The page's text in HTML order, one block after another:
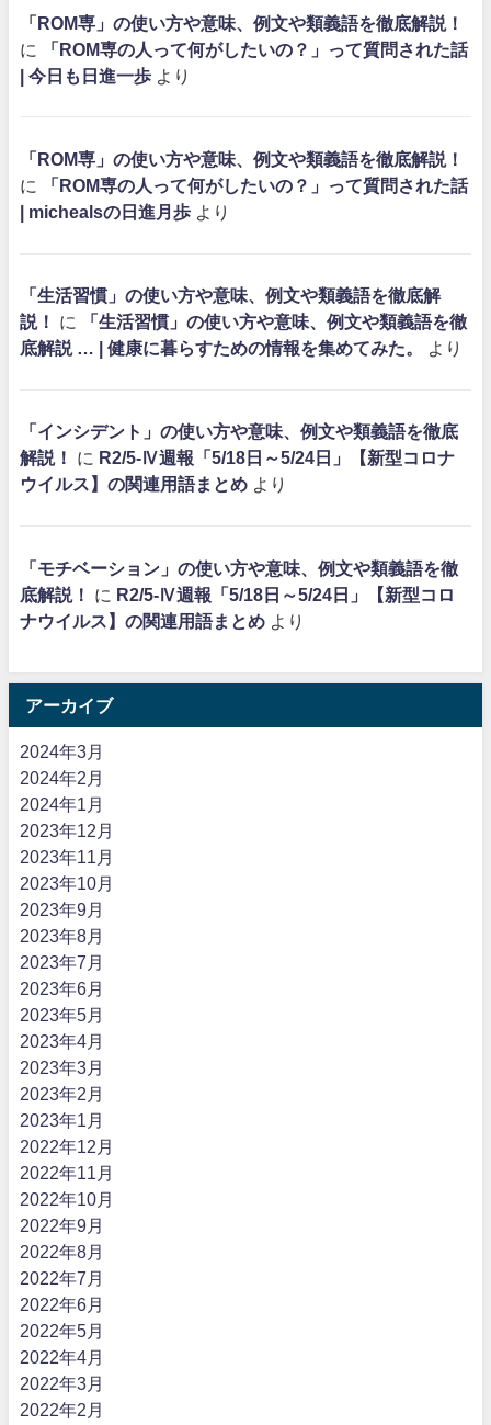
「ROM専」の使い方や意味、例文や類義語を徹底解説！
に
「ROM専の人って何がしたいの？」って質問された話
| 今日も日進一歩 より
「ROM専」の使い方や意味、例文や類義語を徹底解説！
に
「ROM専の人って何がしたいの？」って質問された話
| michealsの日進月歩 より
「生活習慣」の使い方や意味、例文や類義語を徹底解
説！
に
「生活習慣」の使い方や意味、例文や類義語を徹
底解説 … | 健康に暮らすための情報を集めてみた。
より
「インシデント」の使い方や意味、例文や類義語を徹底
解説！
に R2/5-Ⅳ週報「5/18日～5/24日」【新型コロナ
ウイルス】の関連用語まとめ より
「モチベーション」の使い方や意味、例文や類義語を徹
底解説！
に R2/5-Ⅳ週報「5/18日～5/24日」【新型コロ
ナウイルス】の関連用語まとめ より
アーカイブ
2024年3月
2024年2月
2024年1月
2023年12月
2023年11月
2023年10月
2023年9月
2023年8月
2023年7月
2023年6月
2023年5月
2023年4月
2023年3月
2023年2月
2023年1月
2022年12月
2022年11月
2022年10月
2022年9月
2022年8月
2022年7月
2022年6月
2022年5月
2022年4月
2022年3月
2022年2月